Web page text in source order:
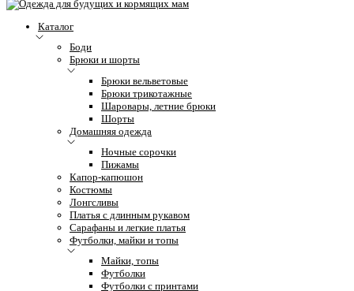
Каталог
Боди
Брюки и шорты
Брюки вельветовые
Брюки трикотажные
Шаровары, летние брюки
Шорты
Домашняя одежда
Ночные сорочки
Пижамы
Капор-капюшон
Костюмы
Лонгсливы
Платья с длинным рукавом
Сарафаны и легкие платья
Футболки, майки и топы
Майки, топы
Футболки
Футболки с принтами